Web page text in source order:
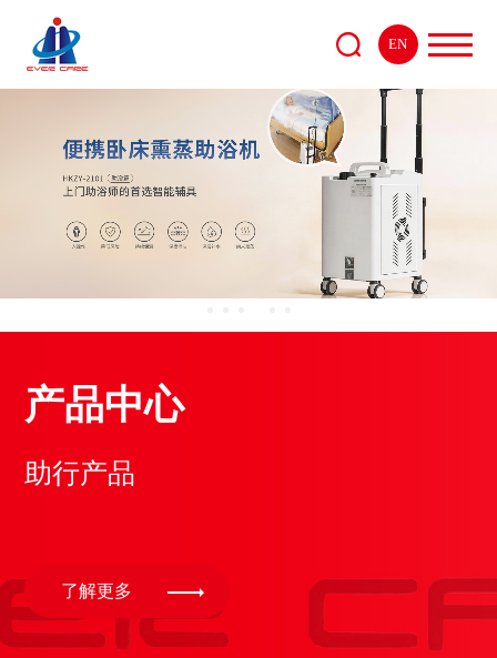
EN
产品中心
助行产品
了解更多
助便产品
了解更多
助浴产品
了解更多